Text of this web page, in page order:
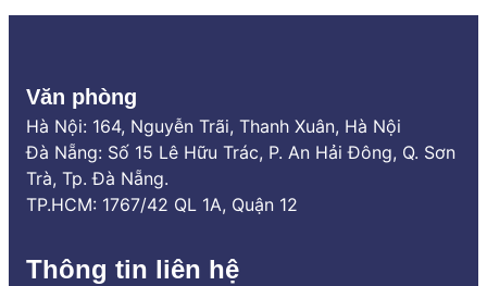
Văn phòng
Hà Nội: 164, Nguyễn Trãi, Thanh Xuân, Hà Nội
Đà Nẵng: Số 15 Lê Hữu Trác, P. An Hải Đông, Q. Sơn
Trà, Tp. Đà Nẵng.
TP.HCM: 1767/42 QL 1A, Quận 12
Thông tin liên hệ